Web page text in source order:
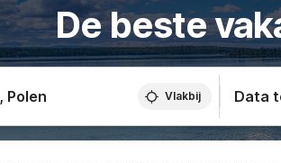
De beste
Vlakbij Data